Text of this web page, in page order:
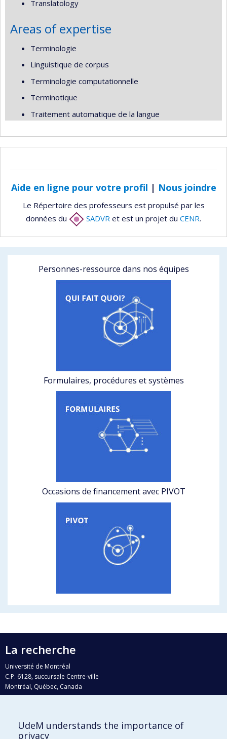
Translatology
Areas of expertise
Terminologie
Linguistique de corpus
Terminologie computationnelle
Terminotique
Traitement automatique de la langue
Aide en ligne pour votre profil | Nous joindre
Le Répertoire des professeurs est propulsé par les
données du
SADVR et est un projet du CENR.
Personnes-ressource dans nos équipes
Formulaires, procédures et systèmes
Occasions de financement avec PIVOT
La recherche
Université de Montréal
C.P. 6128, succursale Centre-ville
Montréal, Québec, Canada
H3C 3J7
Qui fait quoi?
UdeM understands the importance of
privacy